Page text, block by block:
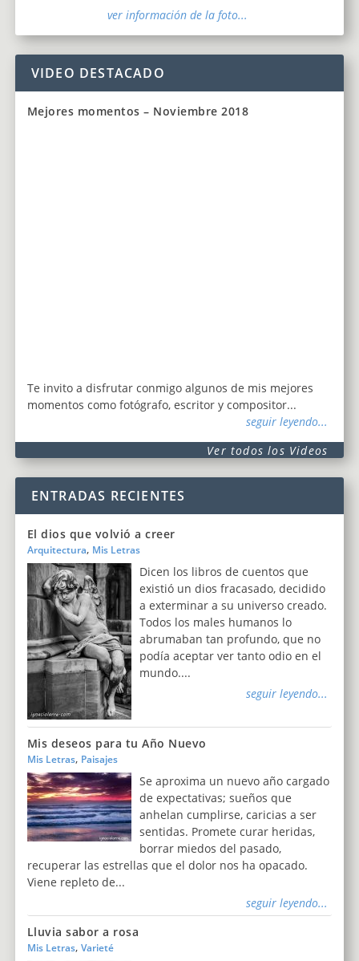
ver información de la foto...
VIDEO DESTACADO
Mejores momentos – Noviembre 2018
Te invito a disfrutar conmigo algunos de mis mejores
momentos como fotógrafo, escritor y compositor...
seguir leyendo...
Ver todos los Videos
ENTRADAS RECIENTES
El dios que volvió a creer
Arquitectura, Mis Letras
Dicen los libros de cuentos que
existió un dios fracasado, decidido
a exterminar a su universo creado.
Todos los males humanos lo
abrumaban tan profundo, que no
podía aceptar ver tanto odio en el
mundo....
seguir leyendo...
Mis deseos para tu Año Nuevo
Mis Letras, Paisajes
Se aproxima un nuevo año cargado
de expectativas; sueños que
anhelan cumplirse, caricias a ser
sentidas. Promete curar heridas,
borrar miedos del pasado,
recuperar las estrellas que el dolor nos ha opacado.
Viene repleto de...
seguir leyendo...
Lluvia sabor a rosa
Mis Letras, Varieté